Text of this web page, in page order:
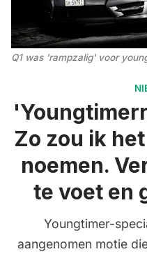
Zo zou ik
noemen.
te voet en
Youngtimer-
aangenomen motie
Q1 was 'rampzalig' voor